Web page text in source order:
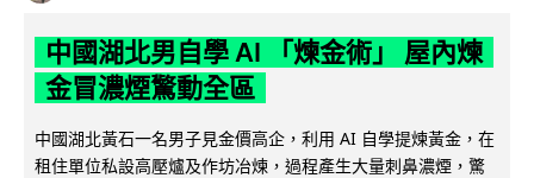
中國湖北男自學 AI 「煉金術」 屋內煉
金冒濃煙驚動全區
中國湖北黃石一名男子見金價高企，利用 AI 自學提煉黃金，在
租住單位私設高壓爐及作坊冶煉，過程產生大量刺鼻濃煙，驚